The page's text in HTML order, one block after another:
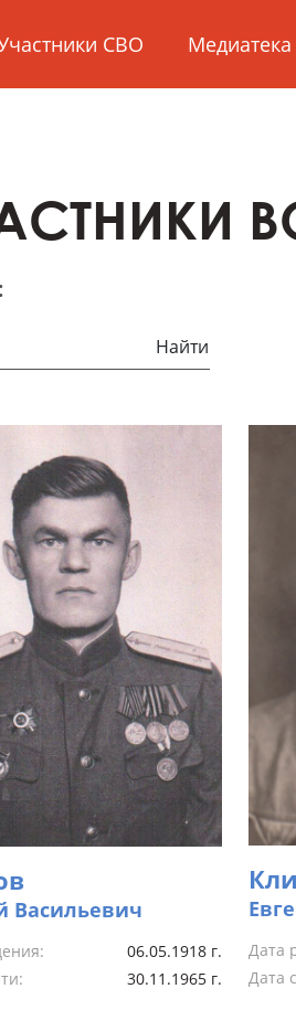
СВО Медиатека
Найти
Васильевич
06.05.1918 г.
30.11.1965 г.
Дата
Дата